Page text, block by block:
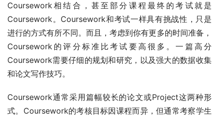
Coursework相结合，甚至部分课程最终的考试就是
Coursework。Coursework和考试一样具有挑战性，只是
进行的方式有所不同。而且，考虑到你有更多的时间准备，
Coursework的评分标准比考试要高很多。一篇高分
Coursework需要仔细的规划和研究，以及强大的数据收集
和论文写作技巧。
Coursework通常采用篇幅较长的论文或Project这两种形
式。Coursework的考核目标因课程而异，但通常考察学生